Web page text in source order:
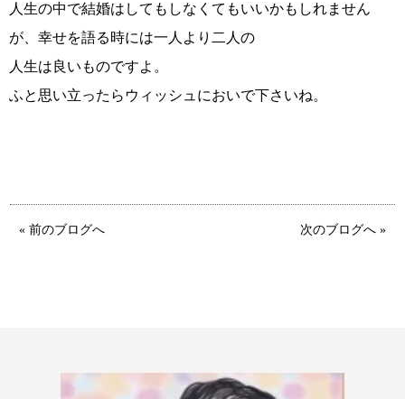
ウィッシュの婚活メソッド ご成婚までの流れ
人生の中で結婚はしてもしなくてもいいかもしれません
が、幸せを語る時には一人より二人の
人生は良いものですよ。
ふと思い立ったらウィッシュにおいで下さいね。
« 前のブログへ 次のブログへ »